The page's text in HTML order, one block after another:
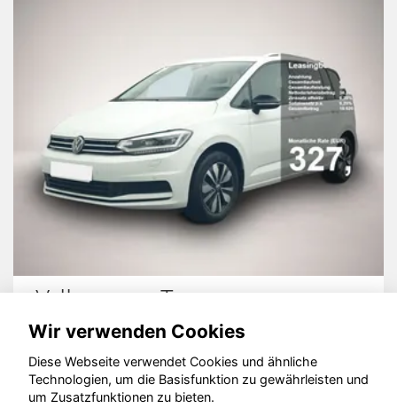
Volkswagen Touran
© konjunkturmotor.de GmbH 2020 - 2026
Wir verwenden Cookies
Diese Webseite verwendet Cookies und ähnliche
Technologien, um die Basisfunktion zu gewährleisten und
um Zusatzfunktionen zu bieten.